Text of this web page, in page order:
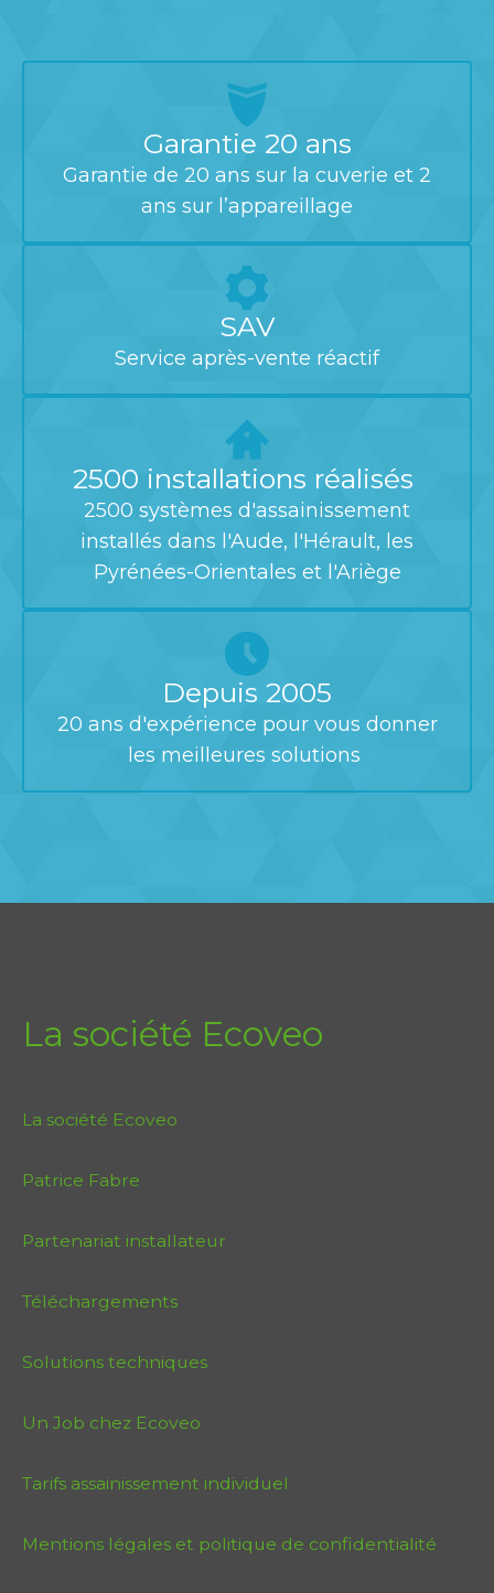
Garantie 20 ans
Garantie de 20 ans sur la cuverie et 2
ans sur l’appareillage
SAV
Service après-vente réactif
2500 installations réalisés
2500 systèmes d'assainissement
installés dans l'Aude, l'Hérault, les
Pyrénées-Orientales et l'Ariège
Depuis 2005
20 ans d'expérience pour vous donner
les meilleures solutions
La société Ecoveo
La société Ecoveo
Patrice Fabre
Partenariat installateur
Téléchargements
Solutions techniques
Un Job chez Ecoveo
Tarifs assainissement individuel
Mentions légales et politique de confidentialité